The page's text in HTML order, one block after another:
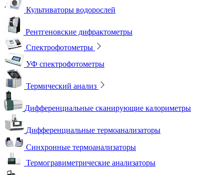
Культиваторы водорослей
Рентгеновские дифрактометры
Спектрофотометры
УФ спектрофотометры
Термический анализ
Дифференциальные сканирующие калориметры
Дифференциальные термоанализаторы
Синхронные термоанализаторы
Термогравиметрические анализаторы